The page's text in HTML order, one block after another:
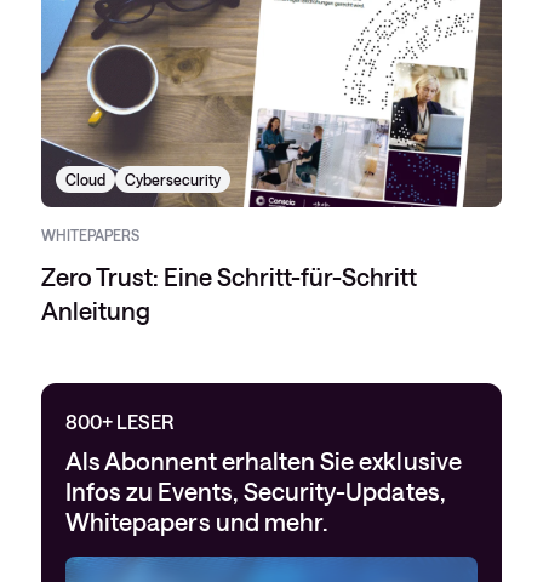
Cloud Cybersecurity
WHITEPAPERS
Zero Trust: Eine Schritt-für-Schritt
Anleitung
800+ LESER
Als Abonnent erhalten Sie exklusive
Infos zu Events, Security-Updates,
Whitepapers und mehr.